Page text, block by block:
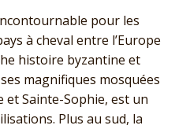
pour les
à cheval entre l’Europe
histoire byzantine et
magnifiques mosquées
et Sainte-Sophie, est un
Plus au sud, la